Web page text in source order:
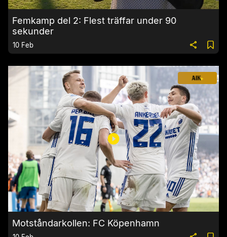
Femkamp del 2: Flest träffar under 90
sekunder
10 Feb
Motståndarkollen: FC Köpenhamn